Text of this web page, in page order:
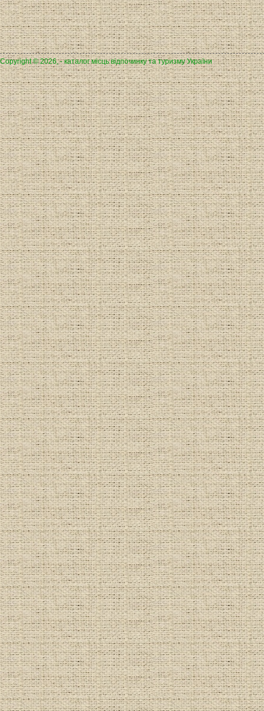
Copyright © 2026, - каталог місць відпочинку та туризму України